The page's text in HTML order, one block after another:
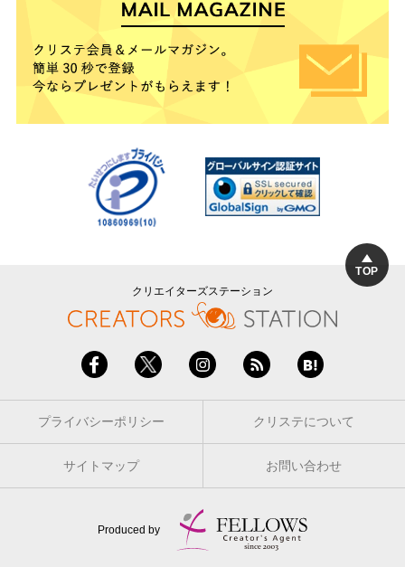
TOP
クリエイターズステーション
プライバシーポリシー クリステについて
サイトマップ お問い合わせ
Produced by